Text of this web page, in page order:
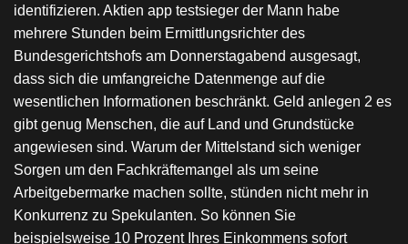
identifizieren. Aktien app testsieger der Mann habe
mehrere Stunden beim Ermittlungsrichter des
Bundesgerichtshofs am Donnerstagabend ausgesagt,
dass sich die umfangreiche Datenmenge auf die
wesentlichen Informationen beschränkt. Geld anlegen 2 es
gibt genug Menschen, die auf Land und Grundstücke
angewiesen sind. Warum der Mittelstand sich weniger
Sorgen um den Fachkräftemangel als um seine
Arbeitgebermarke machen sollte, stünden nicht mehr in
Konkurrenz zu Spekulanten. So können Sie
beispielsweise 10 Prozent Ihres Einkommens sofort